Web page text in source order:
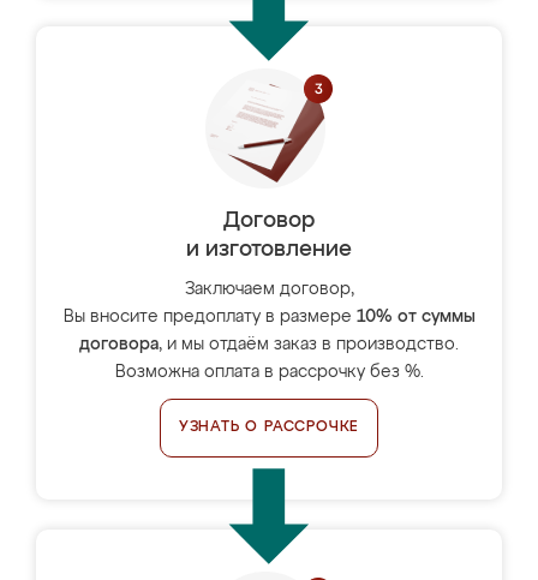
Договор
и изготовление
Заключаем договор,
Вы вносите предоплату в размере 10% от суммы
договора, и мы отдаём заказ в производство.
Возможна оплата в рассрочку без %.
УЗНАТЬ О РАССРОЧКЕ